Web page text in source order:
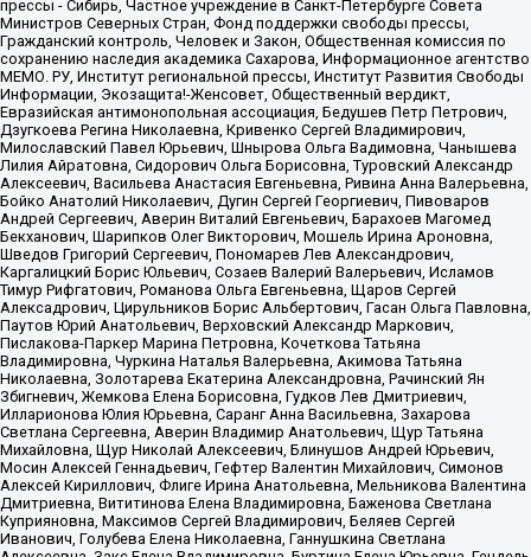
прессы - Сибирь, Частное учреждение в Санкт-Петербурге Совета
Министров Северных Стран, Фонд поддержки свободы прессы,
Гражданский контроль, Человек и Закон, Общественная комиссия по
сохранению наследия академика Сахарова, Информационное агентство
МЕМО. РУ, Институт региональной прессы, Институт Развития Свободы
Информации, Экозащита!-Женсовет, Общественный вердикт,
Евразийская антимонопольная ассоциация, Бедушев Петр Петрович,
Дзугкоева Регина Николаевна, Кривенко Сергей Владимирович,
Милославский Павел Юрьевич, Шнырова Ольга Вадимовна, Чанышева
Лилия Айратовна, Сидорович Ольга Борисовна, Туровский Александр
Алексеевич, Васильева Анастасия Евгеньевна, Ривина Анна Валерьевна,
Бойко Анатолий Николаевич, Дугин Сергей Георгиевич, Пивоваров
Андрей Сергеевич, Аверин Виталий Евгеньевич, Барахоев Магомед
Бекханович, Шарипков Олег Викторович, Мошель Ирина Ароновна,
Шведов Григорий Сергеевич, Пономарев Лев Александрович,
Каргалицкий Борис Юльевич, Созаев Валерий Валерьевич, Исламов
Тимур Рифгатович, Романова Ольга Евгеньевна, Щаров Сергей
Алексадрович, Цирульников Борис Альбертович, Гасан Ольга Павловна,
Паутов Юрий Анатольевич, Верховский Александр Маркович,
Пислакова-Паркер Марина Петровна, Кочеткова Татьяна
Владимировна, Чуркина Наталья Валерьевна, Акимова Татьяна
Николаевна, Золотарева Екатерина Александровна, Рачинский Ян
Збигневич, Жемкова Елена Борисовна, Гудков Лев Дмитриевич,
Илларионова Юлия Юрьевна, Саранг Анна Васильевна, Захарова
Светлана Сергеевна, Аверин Владимир Анатольевич, Щур Татьяна
Михайловна, Щур Николай Алексеевич, Блинушов Андрей Юрьевич,
Мосин Алексей Геннадьевич, Гефтер Валентин Михайлович, Симонов
Алексей Кириллович, Флиге Ирина Анатольевна, Мельникова Валентина
Дмитриевна, Вититинова Елена Владимировна, Баженова Светлана
Куприяновна, Максимов Сергей Владимирович, Беляев Сергей
Иванович, Голубева Елена Николаевна, Ганнушкина Светлана